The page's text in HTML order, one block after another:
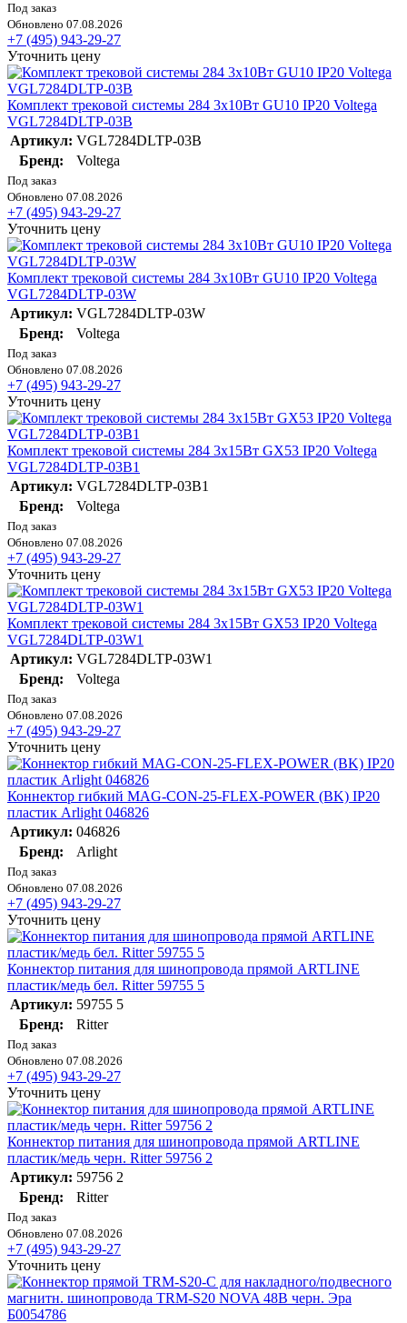
Под заказ
Обновлено 07.08.2026
+7 (495) 943-29-27
Уточнить цену
Комплект трековой системы 284 3х10Вт GU10 IP20 Voltega
VGL7284DLTP-03B
Артикул: VGL7284DLTP-03B
Бренд:
Voltega
Под заказ
Обновлено 07.08.2026
+7 (495) 943-29-27
Уточнить цену
Комплект трековой системы 284 3х10Вт GU10 IP20 Voltega
VGL7284DLTP-03W
Артикул: VGL7284DLTP-03W
Бренд:
Voltega
Под заказ
Обновлено 07.08.2026
+7 (495) 943-29-27
Уточнить цену
Комплект трековой системы 284 3х15Вт GX53 IP20 Voltega
VGL7284DLTP-03B1
Артикул: VGL7284DLTP-03B1
Бренд:
Voltega
Под заказ
Обновлено 07.08.2026
+7 (495) 943-29-27
Уточнить цену
Комплект трековой системы 284 3х15Вт GX53 IP20 Voltega
VGL7284DLTP-03W1
Артикул: VGL7284DLTP-03W1
Бренд:
Voltega
Под заказ
Обновлено 07.08.2026
+7 (495) 943-29-27
Уточнить цену
Коннектор гибкий MAG-CON-25-FLEX-POWER (BK) IP20
пластик Arlight 046826
Артикул: 046826
Бренд:
Arlight
Под заказ
Обновлено 07.08.2026
+7 (495) 943-29-27
Уточнить цену
Коннектор питания для шинопровода прямой ARTLINE
пластик/медь бел. Ritter 59755 5
Артикул: 59755 5
Бренд:
Ritter
Под заказ
Обновлено 07.08.2026
+7 (495) 943-29-27
Уточнить цену
Коннектор питания для шинопровода прямой ARTLINE
пластик/медь черн. Ritter 59756 2
Артикул: 59756 2
Бренд:
Ritter
Под заказ
Обновлено 07.08.2026
+7 (495) 943-29-27
Уточнить цену